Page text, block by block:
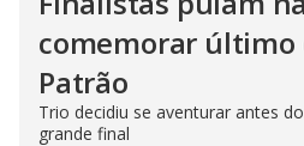
comemorar último
Patrão
Trio decidiu se aventurar antes
grande final